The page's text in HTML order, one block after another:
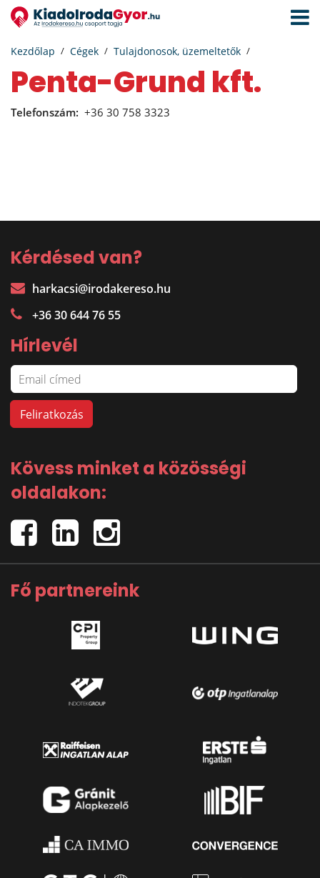
Kezdőlap Cégek Tulajdonosok, üzemeltetők
Penta-Grund kft.
Telefonszám: +36 30 758 3323
Kérdésed van?
harkacsi@irodakereso.hu
+36 30 644 76 55
Hírlevél
Kövess minket a közösségi
oldalakon:
Fő partnereink